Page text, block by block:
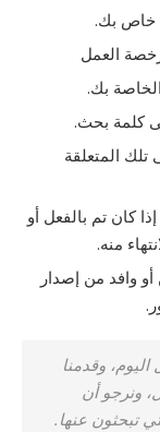
خاص بك.
العمل
بك.
كلمة بحث.
المتعلقة
كان تم بالفعل أو
منه.
وافد من إصدار
وقدمنا
ونرجو أن
تبحثون عنها.